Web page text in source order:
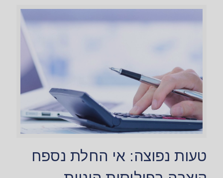
טעות נפוצה: אי החלת נספח